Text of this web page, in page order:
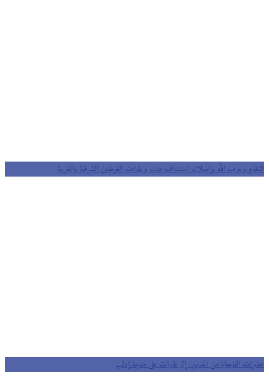
النظام وحزب الله يواصلان استهداف مدن وبلدات الغوطتين الشرقية والغربية
عشرات الضحايا من المدنيين إثر غارات على مدينة إدلب